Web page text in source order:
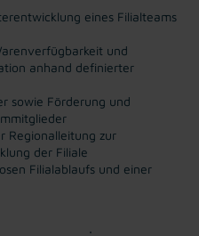
eines Filialteams
und
anhand definierter
sowie Förderung und
Regionalleitung zur
der Filiale
Filialablaufs und einer